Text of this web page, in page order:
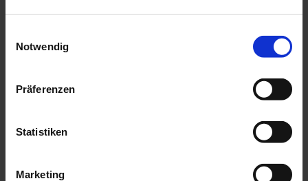
Notwendig
Präferenzen
Statistiken
Marketing
Pendant Zodiacs
Pendant Zodiacs Taurus,
we think you’ll like these